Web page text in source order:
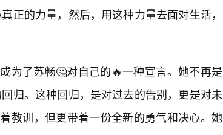
正的力量，然后，用这种力量去面对生活，
为了苏畅🤔对自己的🔥一种宣言。她不再是
归。这种回归，是对过去的告别，更是对未
教训，但更带着一份全新的勇气和决心。她